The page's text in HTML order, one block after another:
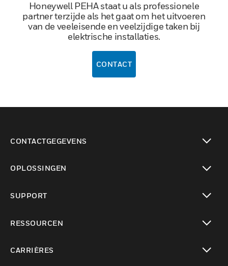
Honeywell PEHA staat u als professionele
partner terzijde als het gaat om het uitvoeren
van de veeleisende en veelzijdige taken bij
elektrische installaties.
CONTACT
CONTACTGEGEVENS
OPLOSSINGEN
SUPPORT
RESSOURCEN
CARRIÈRES